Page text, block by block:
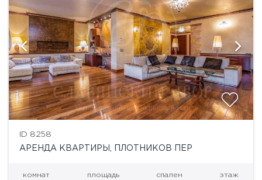
ID 8258
АРЕНДА КВАРТИРЫ, ПЛОТНИКОВ ПЕР
комнат площадь спален этаж